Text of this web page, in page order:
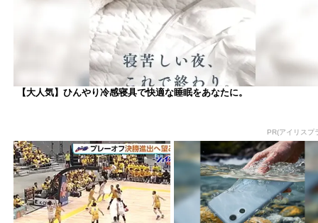
【大人気】ひんやり冷感寝具で快適な睡眠をあなたに。
PR(アイリスプ